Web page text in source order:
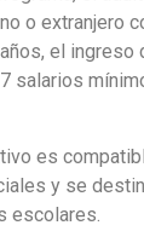
o extranjero
el ingreso
salarios
es
y se
escolares.